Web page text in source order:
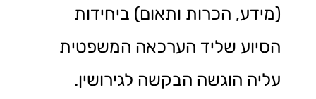
(מידע, הכרות ותאום) ביחידות
הסיוע שליד הערכאה המשפטית
עליה הוגשה הבקשה לגירושין.